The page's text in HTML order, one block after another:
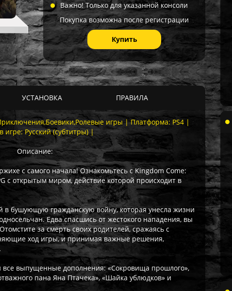
Важно! Только для указанной консоли
Покупка возможна после регистрации
Купить
УСТАНОВКА ПРАВИЛА
игры | Платформа: PS4 |
игре: Русский (субтитры) |
Описание:
с самого начала! Ознакомьтесь с Kingdom Come:
с открытым миром, действие которой происходит в
бушующую гражданскую войну, которая унесла жизни
Едва спасшись от жестокого нападения, вы
за смерть своих родителей, сражаясь с
ход игры, и принимая важные решения,
все выпущенные дополнения: «Сокровища прошлого»,
пана Яна Птачека», «Шайка ублюдков» и